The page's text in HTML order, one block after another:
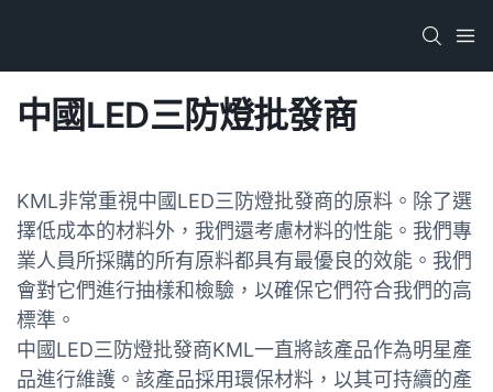
中國LED三防燈批發商
KML非常重視中國LED三防燈批發商的原料。除了選
擇低成本的材料外，我們還考慮材料的性能。我們專
業人員所採購的所有原料都具有最優良的效能。我們
會對它們進行抽樣和檢驗，以確保它們符合我們的高
標準。
中國LED三防燈批發商KML一直將該產品作為明星產
品進行維護。該產品採用環保材料，以其可持續的產